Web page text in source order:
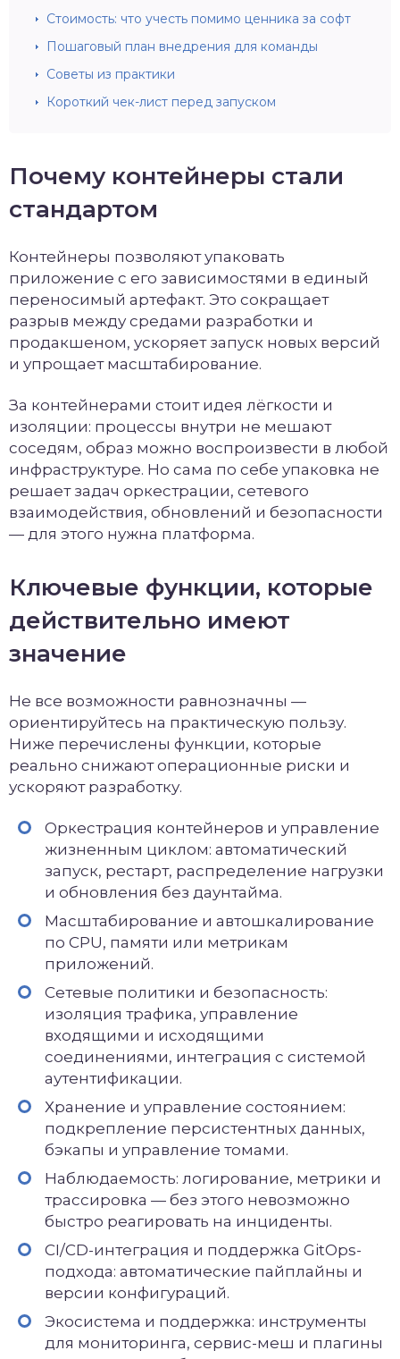
Стоимость: что учесть помимо ценника за софт
Пошаговый план внедрения для команды
Советы из практики
Короткий чек-лист перед запуском
Почему контейнеры стали
стандартом
Контейнеры позволяют упаковать
приложение с его зависимостями в единый
переносимый артефакт. Это сокращает
разрыв между средами разработки и
продакшеном, ускоряет запуск новых версий
и упрощает масштабирование.
За контейнерами стоит идея лёгкости и
изоляции: процессы внутри не мешают
соседям, образ можно воспроизвести в любой
инфраструктуре. Но сама по себе упаковка не
решает задач оркестрации, сетевого
взаимодействия, обновлений и безопасности
— для этого нужна платформа.
Ключевые функции, которые
действительно имеют
значение
Не все возможности равнозначны —
ориентируйтесь на практическую пользу.
Ниже перечислены функции, которые
реально снижают операционные риски и
ускоряют разработку.
Оркестрация контейнеров и управление
жизненным циклом: автоматический
запуск, рестарт, распределение нагрузки
и обновления без даунтайма.
Масштабирование и автошкалирование
по CPU, памяти или метрикам
приложений.
Сетевые политики и безопасность:
изоляция трафика, управление
входящими и исходящими
соединениями, интеграция с системой
аутентификации.
Хранение и управление состоянием:
подкрепление персистентных данных,
бэкапы и управление томами.
Наблюдаемость: логирование, метрики и
трассировка — без этого невозможно
быстро реагировать на инциденты.
CI/CD-интеграция и поддержка GitOps-
подхода: автоматические пайплайны и
версии конфигураций.
Экосистема и поддержка: инструменты
для мониторинга, сервис-меш и плагины